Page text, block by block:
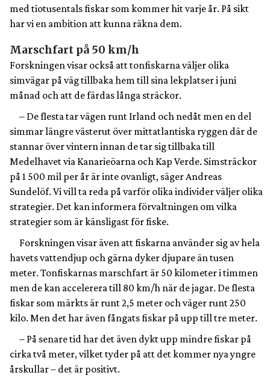
med tiotusentals fiskar som kommer hit varje år. På sikt
har vi en ambition att kunna räkna dem.
Marschfart på 50 km/h
Forskningen visar också att tonfiskarna väljer olika
simvägar på väg tillbaka hem till sina lekplatser i juni
månad och att de färdas långa sträckor.
– De flesta tar vägen runt Irland och nedåt men en del
simmar längre västerut över mittatlantiska ryggen där de
stannar över vintern innan de tar sig tillbaka till
Medelhavet via Kanarieöarna och Kap Verde. Simsträckor
på 1 500 mil per år är inte ovanligt, säger Andreas
Sundelöf. Vi vill ta reda på varför olika individer väljer olika
strategier. Det kan informera förvaltningen om vilka
strategier som är känsligast för fiske.
Forskningen visar även att fiskarna använder sig av hela
havets vattendjup och gärna dyker djupare än tusen
meter. Tonfiskarnas marschfart är 50 kilometer i timmen
men de kan accelerera till 80 km/h när de jagar. De flesta
fiskar som märkts är runt 2,5 meter och väger runt 250
kilo. Men det har även fångats fiskar på upp till tre meter.
– På senare tid har det även dykt upp mindre fiskar på
cirka två meter, vilket tyder på att det kommer nya yngre
årskullar – det är positivt.